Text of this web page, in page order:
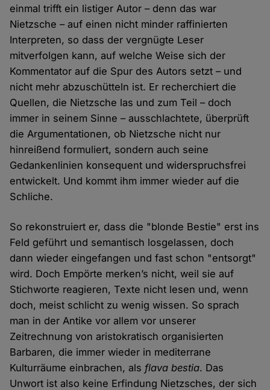
einmal trifft ein listiger Autor – denn das war
Nietzsche – auf einen nicht minder raffinierten
Interpreten, so dass der vergnügte Leser
mitverfolgen kann, auf welche Weise sich der
Kommentator auf die Spur des Autors setzt – und
nicht mehr abzuschütteln ist. Er recherchiert die
Quellen, die Nietzsche las und zum Teil – doch
immer in seinem Sinne – ausschlachtete, überprüft
die Argumentationen, ob Nietzsche nicht nur
hinreißend formuliert, sondern auch seine
Gedankenlinien konsequent und widerspruchsfrei
entwickelt. Und kommt ihm immer wieder auf die
Schliche.
So rekonstruiert er, dass die "blonde Bestie" erst ins
Feld geführt und semantisch losgelassen, doch
dann wieder eingefangen und fast schon "entsorgt"
wird. Doch Empörte merken’s nicht, weil sie auf
Stichworte reagieren, Texte nicht lesen und, wenn
doch, meist schlicht zu wenig wissen. So sprach
man in der Antike vor allem vor unserer
Zeitrechnung von aristokratisch organisierten
Barbaren, die immer wieder in mediterrane
Kulturräume einbrachen, als flava bestia. Das
Unwort ist also keine Erfindung Nietzsches, der sich